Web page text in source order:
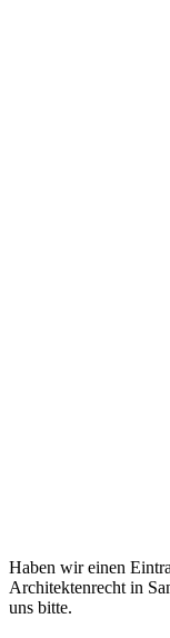
Haben wir einen
Architektenrecht in
uns bitte.